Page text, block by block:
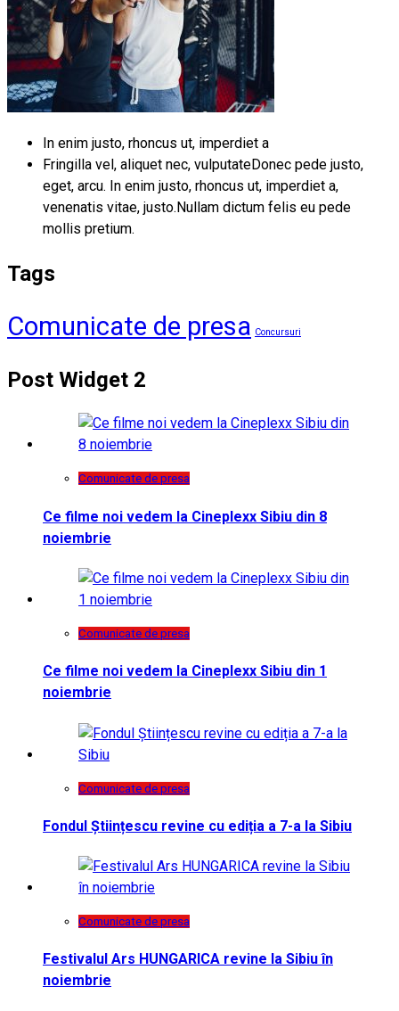
In enim justo, rhoncus ut, imperdiet a
Fringilla vel, aliquet nec, vulputateDonec pede justo,
eget, arcu. In enim justo, rhoncus ut, imperdiet a,
venenatis vitae, justo.Nullam dictum felis eu pede
mollis pretium.
Tags
Comunicate de presa Concursuri
Post Widget 2
Comunicate de presa
Ce filme noi vedem la Cineplexx Sibiu din 8
noiembrie
Comunicate de presa
Ce filme noi vedem la Cineplexx Sibiu din 1
noiembrie
Comunicate de presa
Fondul Științescu revine cu ediția a 7-a la Sibiu
Comunicate de presa
Festivalul Ars HUNGARICA revine la Sibiu în
noiembrie